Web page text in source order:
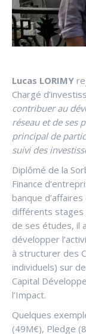
Lucas LORIMY
Chargé
contribuer au
réseau et de ses
principal de
suivi des
Diplômé de la
Finance
banque
différents stages
de ses études, il
développer
à structurer des
individuels) sur
Capital
l’Impact.
Quelques
(49M€), Pledge